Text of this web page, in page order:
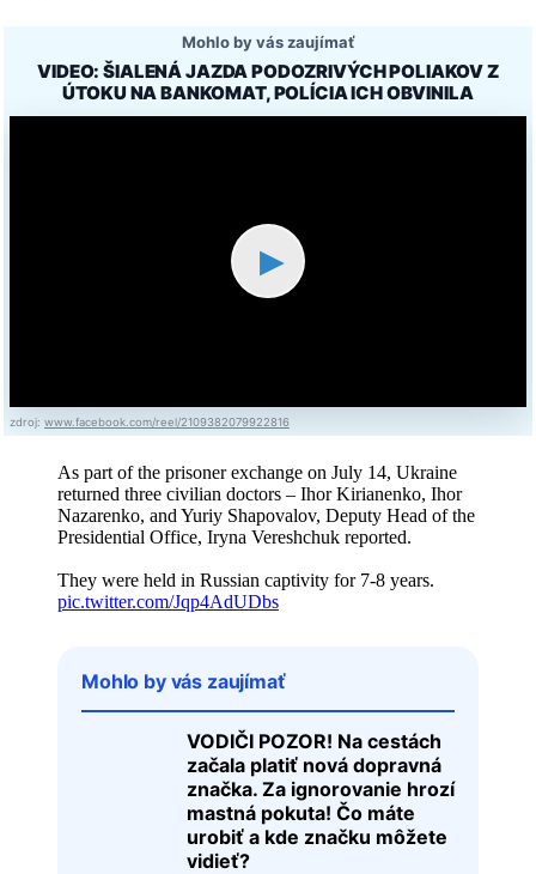
Mohlo by vás zaujímať
VIDEO: ŠIALENÁ JAZDA PODOZRIVÝCH POLIAKOV Z
ÚTOKU NA BANKOMAT, POLÍCIA ICH OBVINILA
▶
zdroj: www.facebook.com/reel/2109382079922816
As part of the prisoner exchange on July 14, Ukraine
returned three civilian doctors – Ihor Kirianenko, Ihor
Nazarenko, and Yuriy Shapovalov, Deputy Head of the
Presidential Office, Iryna Vereshchuk reported.
They were held in Russian captivity for 7-8 years.
pic.twitter.com/Jqp4AdUDbs
Mohlo by vás zaujímať
VODIČI POZOR! Na cestách
začala platiť nová dopravná
značka. Za ignorovanie hrozí
mastná pokuta! Čo máte
urobiť a kde značku môžete
vidieť?